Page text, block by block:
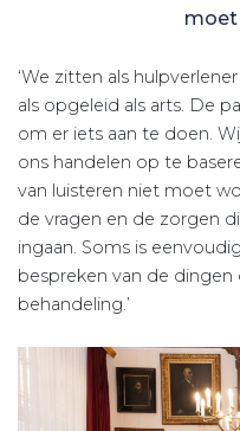
moet
‘We zitten als
als opgeleid als arts. De
om er iets aan te doen.
ons handelen op te
van luisteren niet moet
de vragen en de zorgen
ingaan. Soms is
bespreken van de
behandeling.’